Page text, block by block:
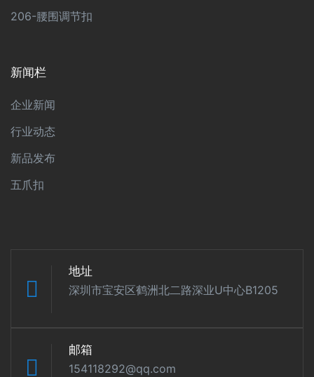
206-腰围调节扣
新闻栏
企业新闻
行业动态
新品发布
五爪扣
地址
深圳市宝安区鹤洲北二路深业U中心B1205
邮箱
154118292@qq.com